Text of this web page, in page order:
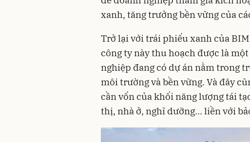
xanh, tăng trưởng bền vững của
Trở lại với trái phiếu xanh của
công ty này thu hoạch được là
nghiệp đang có dự án nằm trong
môi trường và bền vững. Và đây
cần vốn của khối năng lượng tái
thị, nhà ở, nghĩ dưỡng... liền với